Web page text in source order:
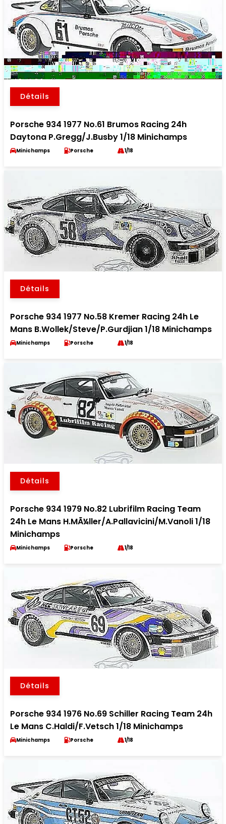
Détails
Porsche 934 1977 No.61 Brumos Racing 24h
Daytona P.Gregg/J.Busby 1/18 Minichamps
Minichamps Porsche 1/18
Détails
Porsche 934 1977 No.58 Kremer Racing 24h Le
Mans B.Wollek/Steve/P.Gurdjian 1/18 Minichamps
Minichamps Porsche 1/18
Détails
Porsche 934 1979 No.82 Lubrifilm Racing Team
24h Le Mans H.MÃ¼ller/A.Pallavicini/M.Vanoli 1/18
Minichamps
Minichamps Porsche 1/18
Détails
Porsche 934 1976 No.69 Schiller Racing Team 24h
Le Mans C.Haldi/F.Vetsch 1/18 Minichamps
Minichamps Porsche 1/18